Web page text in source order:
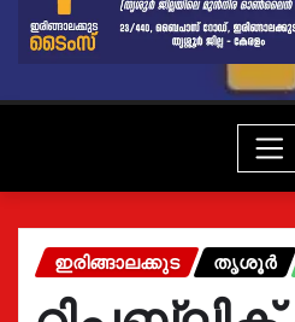
ഇരിങ്ങാലക്കുട തൃശൂർ